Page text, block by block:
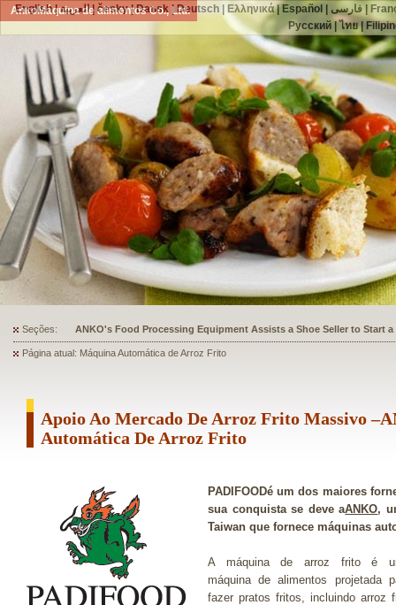
AnkoMáquina de alimentos Co., Ltd.
Seções: ANKO's Food Processing Equipment Assists a Shoe Seller to Start
Página atual: Máquina Automática de Arroz Frito
Apoio Ao Mercado De Arroz Frito Massivo
Automática De Arroz Frito
PADIFOODé um dos maiores
sua conquista se deve aANKO,
Taiwan que fornece máquinas
A máquina de arroz frito é
máquina de alimentos projetada
fazer pratos fritos, incluindo arroz
English|العربية| česky|Dansk| Deutsch| Ελληνικά| Español فارسی|
Русский|ไทย|